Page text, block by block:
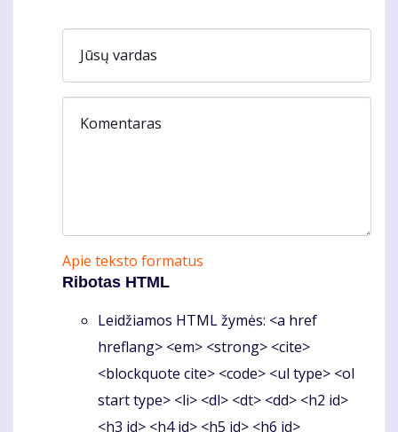
Jūsų vardas
Komentaras
Apie teksto formatus
Ribotas HTML
Leidžiamos HTML žymės: <a href
hreflang> <em> <strong> <cite>
<blockquote cite> <code> <ul type> <ol
start type> <li> <dl> <dt> <dd> <h2 id>
<h3 id> <h4 id> <h5 id> <h6 id>